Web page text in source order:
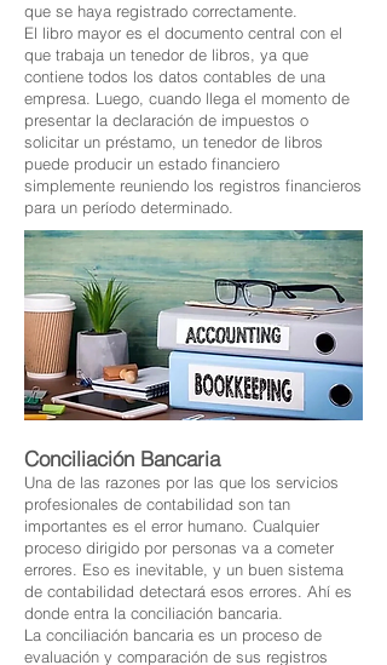
que se haya registrado correctamente.
El libro mayor es el documento central con el
que trabaja un tenedor de libros, ya que
contiene todos los datos contables de una
empresa. Luego, cuando llega el momento de
presentar la declaración de impuestos o
solicitar un préstamo, un tenedor de libros
puede producir un estado financiero
simplemente reuniendo los registros financieros
para un período determinado. ​
Conciliación Bancaria
Una de las razones por las que los servicios
profesionales de contabilidad son tan
importantes es el error humano. Cualquier
proceso dirigido por personas va a cometer
errores. Eso es inevitable, y un buen sistema
de contabilidad detectará esos errores. Ahí es
donde entra la conciliación bancaria.
La conciliación bancaria es un proceso de
evaluación y comparación de sus registros